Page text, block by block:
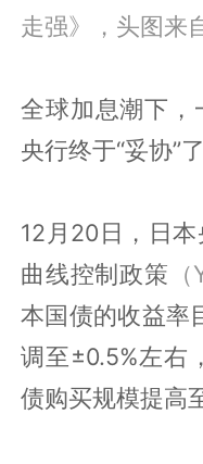
走强》，头图来
全球加息潮下，
央行终于“妥协”了
12月20日，日
曲线控制政策
本国债的收益率
调至±0.5%左右
债购买规模提高